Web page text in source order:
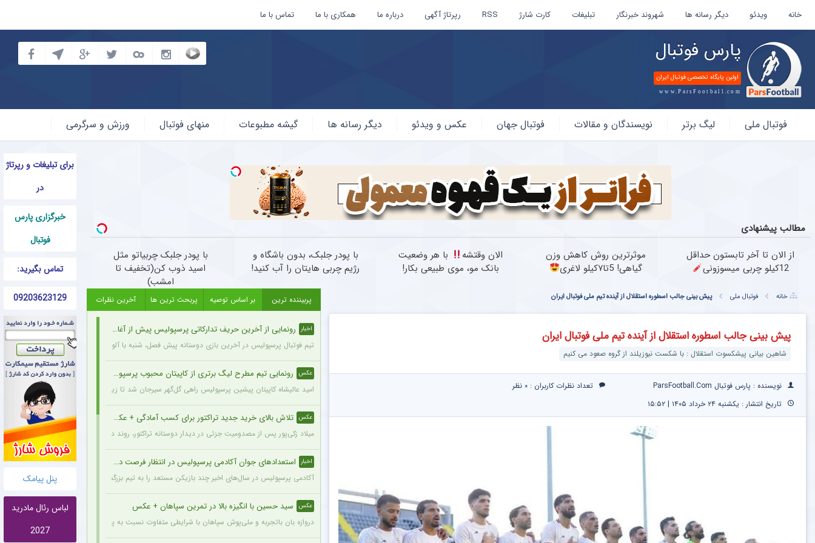
خانه ویدئو دیگر رسانه ها شهروند خبرنگار تبلیغات کارت شارژ RSS رپرتاژ آگهی درباره ما همکاری با ما تماس با ما
پارس فوتبال
اولین پایگاه تخصصی فوتبال ایران
www.ParsFootball.com
فوتبال
فوتبال ملی لیگ برتر نویسندگان و مقالات فوتبال جهان عکس و ویدئو دیگر رسانه ها گیشه مطبوعات منهای فوتبال ورزش و سرگرمی
برای تبلیغات و رپرتاژ
در
خبرگزاری پارس
فوتبال
تماس بگیرید:
09203623129
پنل پیامک
لباس رئال مادرید
2027
مطالب پیشنهادی
از الان تا آخر تابستون حداقل
12کیلو چربی میسوزونی
موثرترین روش کاهش وزن
گیاهی! 5تا۷کیلو لاغری
الان وقتشه
با هر وضعیت
بانک مو، موی طبیعی بکار!
با پودر جلبک، بدون باشگاه و
رژیم چربی هایتان را آب کنید!
با پودر جلبک چربیاتو مثل
اسید ذوب کن(تخفیف تا
امشب)
خانه فوتبال ملی پیش بینی جالب اسطوره استقلال از آینده تیم ملی فوتبال ایران
پیش بینی جالب اسطوره استقلال از آینده تیم ملی فوتبال ایران
شاهین بیانی پیشکسوت استقلال : با شکست نیوزیلند از گروه صعود می کنیم
نویسنده : پارس فوتبال ParsFootball.Com تعداد نظرات کاربران : ۰ نظر
تاریخ انتشار : یکشنبه ۲۴ خرداد ۱۴۰۵ | ۱۵:۵۲
پربیننده ترین بر اساس توصیه پربحث ترین ها آخرین نظرات
اخبار رونمایی از آخرین حریف تدارکاتی پرسپولیس پیش از آغاز لیگ برتر
تیم فوتبال پرسپولیس در آخرین بازی دوستانه پیش فصل، شنبه با آلومینیوم اراک دیدار می‌کند.
عکس رونمایی تیم مطرح لیگ برتری از کاپیتان محبوب پرسپولیسی + سند
امید عالیشاه کاپیتان پیشین پرسپولیس راهی گل‌گهر سیرجان شد تا زیر نظر سیدمهدی رحمتی بازی کند.
عکس تلاش بالای خرید جدید تراکتور برای کسب آمادگی + عکس
میلاد زکی‌پور پس از مصدومیت جزئی در دیدار دوستانه تراکتور، روند درمان خود را پشت سر می‌گذارد و
اخبار استعدادهای جوان آکادمی پرسپولیس در انتظار فرصت در ترکیب اصلی
آکادمی پرسپولیس در سال‌های اخیر چند بازیکن مستعد را به تیم بزرگسالان معرفی کرده، اما همه آن‌ها
عکس سید حسین با انگیزه بالا در تمرین سپاهان + عکس
دروازه بان باتجربه و ملی‌پوش سپاهان با شرایطی متفاوت نسبت به پارسال آماده شروع لیگ برتر می‌شود.